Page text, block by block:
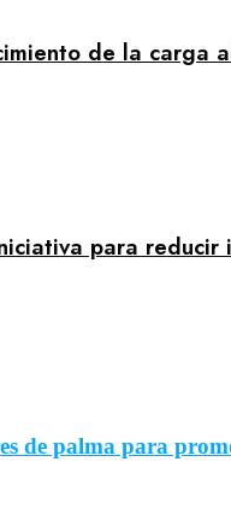
de la carga
para reducir
de palma para